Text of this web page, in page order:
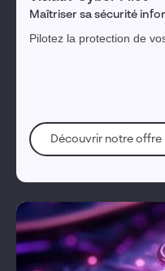
Maîtriser sa sécurité
Pilotez la protection de
Découvrir notre offre